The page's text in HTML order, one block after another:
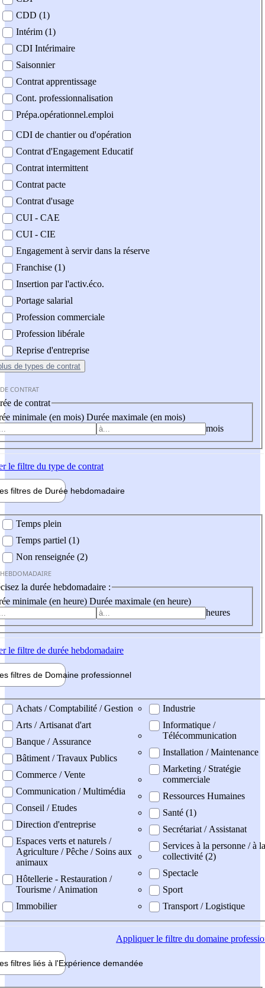
CDD (1)
Intérim (1)
CDI Intérimaire
Saisonnier
Contrat apprentissage
Cont. professionnalisation
Prépa.opérationnel.emploi
CDI de chantier ou d'opération
Contrat d'Engagement Educatif
Contrat intermittent
Contrat pacte
Contrat d'usage
CUI - CAE
CUI - CIE
Engagement à servir dans la réserve
Franchise (1)
Insertion par l'activ.éco.
Portage salarial
Profession commerciale
Profession libérale
Reprise d'entreprise
de types de contrat
CONTRAT
de contrat
minimale (en mois) Durée maximale (en mois)
mois
le filtre du type de contrat
filtres de Durée hebdomadaire
Temps plein
Temps partiel (1)
Non renseignée (2)
la durée hebdomadaire :
minimale (en heure) Durée maximale (en heure)
heures
le filtre de durée hebdomadaire
filtres de Domaine professionnel
professionel
Achats / Comptabilité / Gestion
Arts / Artisanat d'art
Banque / Assurance
Bâtiment / Travaux Publics
Commerce / Vente
Communication / Multimédia
Conseil / Etudes
Direction d'entreprise
Espaces verts et naturels /
Agriculture / Pêche / Soins aux
animaux
Hôtellerie - Restauration /
Tourisme / Animation
Immobilier
Industrie
Informatique /
Télécommunication
Installation / Maintenance
Marketing / Stratégie
commerciale
Ressources Humaines
Santé (1)
Secrétariat / Assistanat
Services à la personne / à la
collectivité (2)
Spectacle
Sport
Transport / Logistique
Appliquerle filtre du domaine
filtres liés à l'Expérience demandée